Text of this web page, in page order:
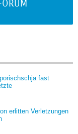
fast
erlitten Verletzungen